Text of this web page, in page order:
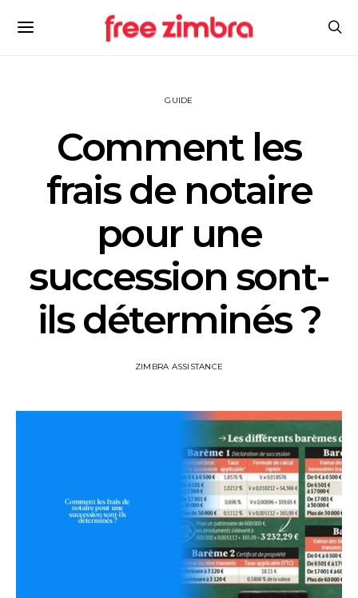
GUIDE
Comment les
frais de notaire
pour une
succession sont-
ils déterminés ?
ZIMBRA ASSISTANCE